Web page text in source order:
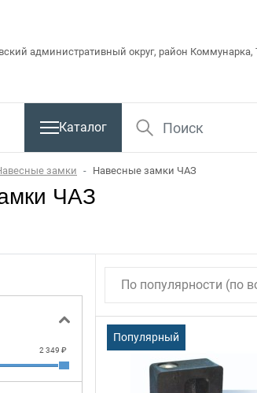
административный округ, район
Каталог
замки Навесные замки ЧАЗ
ЧАЗ
2 349 ₽
По популярности (по
Популярный